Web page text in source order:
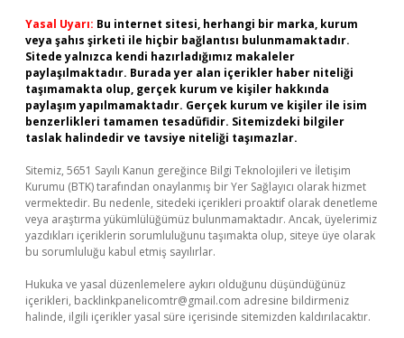
Yasal Uyarı: Bu internet sitesi, herhangi bir marka, kurum
veya şahıs şirketi ile hiçbir bağlantısı bulunmamaktadır.
Sitede yalnızca kendi hazırladığımız makaleler
paylaşılmaktadır. Burada yer alan içerikler haber niteliği
taşımamakta olup, gerçek kurum ve kişiler hakkında
paylaşım yapılmamaktadır. Gerçek kurum ve kişiler ile isim
benzerlikleri tamamen tesadüfidir. Sitemizdeki bilgiler
taslak halindedir ve tavsiye niteliği taşımazlar.
Sitemiz, 5651 Sayılı Kanun gereğince Bilgi Teknolojileri ve İletişim
Kurumu (BTK) tarafından onaylanmış bir Yer Sağlayıcı olarak hizmet
vermektedir. Bu nedenle, sitedeki içerikleri proaktif olarak denetleme
veya araştırma yükümlülüğümüz bulunmamaktadır. Ancak, üyelerimiz
yazdıkları içeriklerin sorumluluğunu taşımakta olup, siteye üye olarak
bu sorumluluğu kabul etmiş sayılırlar.
Hukuka ve yasal düzenlemelere aykırı olduğunu düşündüğünüz
içerikleri, backlinkpanelicomtr@gmail.com adresine bildirmeniz
halinde, ilgili içerikler yasal süre içerisinde sitemizden kaldırılacaktır.